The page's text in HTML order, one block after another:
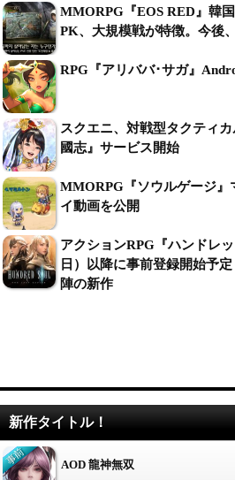
MMORPG『EOS RED』韓
PK、大規模戦が特徴。今後
RPG『アリババ･サガ』
スクエニ、対戦型タクティ
國志』サービス開始
MMORPG『ソウルゲージ』
イ動画を公開
アクションRPG『ハンドレ
日）以降に事前登録開始予
陣の新作
新作タイトル！
AOD 龍神無双